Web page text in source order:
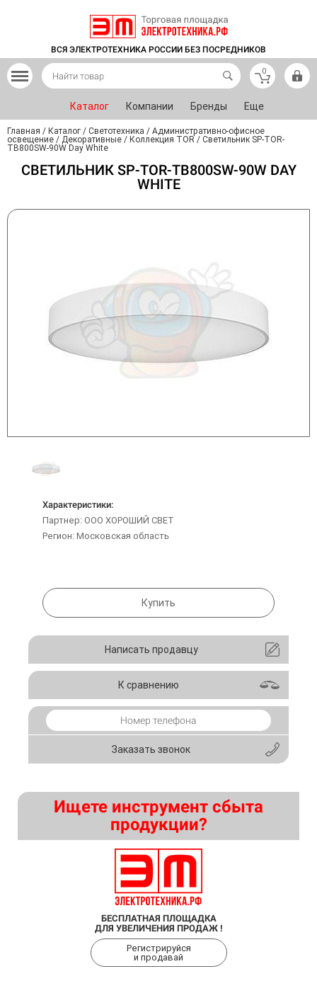
ВСЯ ЭЛЕКТРОТЕХНИКА РОССИИ БЕЗ ПОСРЕДНИКОВ
0
Каталог Компании Бренды Еще
Главная / Каталог / Светотехника / Административно-офисное
освещение / Декоративные / Коллекция TOR / Светильник SP-TOR-
TB800SW-90W Day White
СВЕТИЛЬНИК SP-TOR-TB800SW-90W DAY
WHITE
Характеристики:
Партнер: ООО ХОРОШИЙ СВЕТ
Регион: Московская область
Купить
Ищете инструмент сбыта
продукции?
БЕСПЛАТНАЯ ПЛОЩАДКА
ДЛЯ УВЕЛИЧЕНИЯ ПРОДАЖ !
Регистрируйся
и продавай
Написать продавцу
К сравнению
Заказать звонок